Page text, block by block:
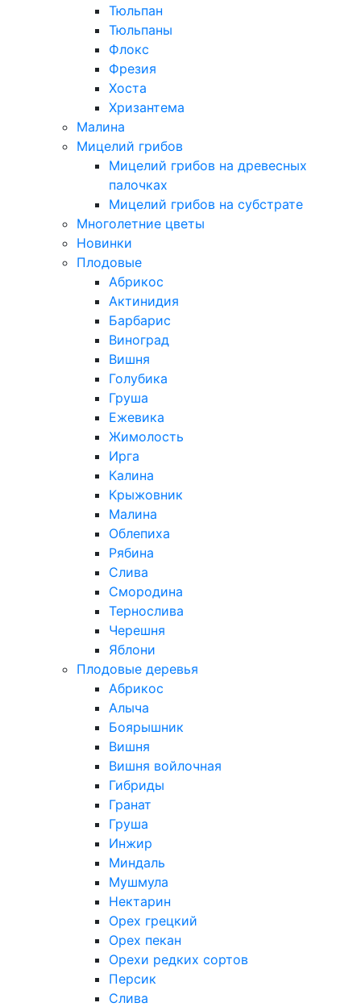
Тюльпан
Тюльпаны
Флокс
Фрезия
Хоста
Хризантема
Малина
Мицелий грибов
Мицелий грибов на древесных
палочках
Мицелий грибов на субстрате
Многолетние цветы
Новинки
Плодовые
Абрикос
Актинидия
Барбарис
Виноград
Вишня
Голубика
Груша
Ежевика
Жимолость
Ирга
Калина
Крыжовник
Малина
Облепиха
Рябина
Слива
Смородина
Тернослива
Черешня
Яблони
Плодовые деревья
Абрикос
Алыча
Боярышник
Вишня
Вишня войлочная
Гибриды
Гранат
Груша
Инжир
Миндаль
Мушмула
Нектарин
Орех грецкий
Орех пекан
Орехи редких сортов
Персик
Слива